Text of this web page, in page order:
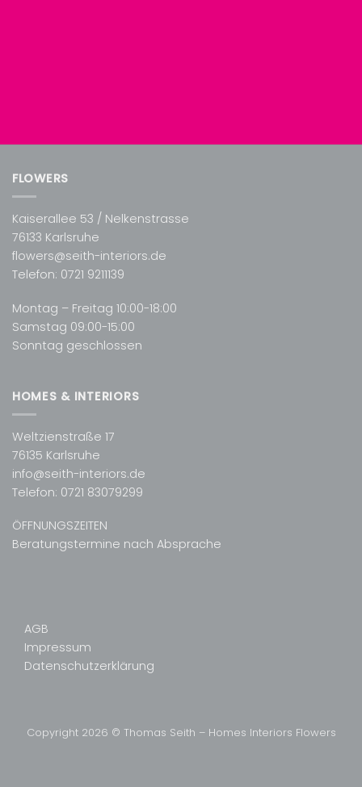
FLOWERS
Kaiserallee 53 / Nelkenstrasse
76133 Karlsruhe
flowers@seith-interiors.de
Telefon: 0721 9211139
Montag – Freitag 10:00-18:00
Samstag 09:00-15:00
Sonntag geschlossen
HOMES & INTERIORS
Weltzienstraße 17
76135 Karlsruhe
info@seith-interiors.de
Telefon: 0721 83079299
ÖFFNUNGSZEITEN
Beratungstermine nach Absprache
AGB
Impressum
Datenschutzerklärung
Copyright 2026 © Thomas Seith – Homes Interiors Flowers